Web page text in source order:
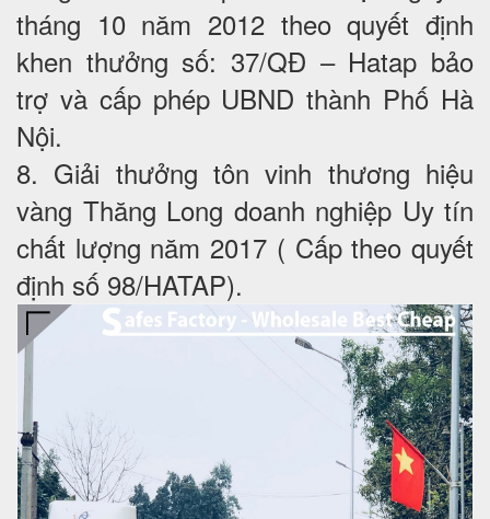
tháng 10 năm 2012 theo quyết định
khen thưởng số: 37/QĐ – Hatap bảo
trợ và cấp phép UBND thành Phố Hà
Nội.
8. Giải thưởng tôn vinh thương hiệu
vàng Thăng Long doanh nghiệp Uy tín
chất lượng năm 2017 ( Cấp theo quyết
định số 98/HATAP).